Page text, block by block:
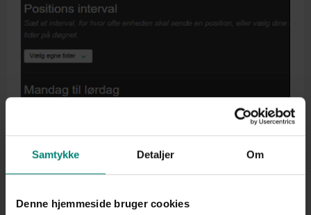
Samtykke Detaljer Om
Denne hjemmeside bruger cookies